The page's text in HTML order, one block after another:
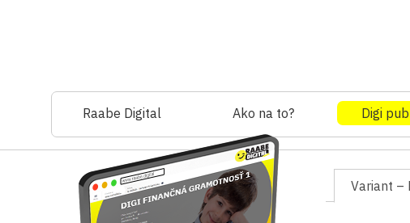
Raabe Digital Ako na to? Digi
Variant –